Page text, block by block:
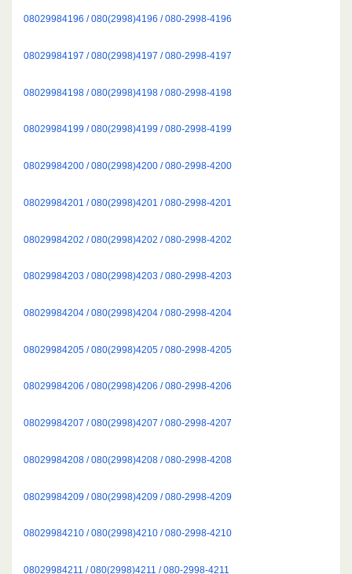
08029984196 / 080(2998)4196 / 080-2998-4196
08029984197 / 080(2998)4197 / 080-2998-4197
08029984198 / 080(2998)4198 / 080-2998-4198
08029984199 / 080(2998)4199 / 080-2998-4199
08029984200 / 080(2998)4200 / 080-2998-4200
08029984201 / 080(2998)4201 / 080-2998-4201
08029984202 / 080(2998)4202 / 080-2998-4202
08029984203 / 080(2998)4203 / 080-2998-4203
08029984204 / 080(2998)4204 / 080-2998-4204
08029984205 / 080(2998)4205 / 080-2998-4205
08029984206 / 080(2998)4206 / 080-2998-4206
08029984207 / 080(2998)4207 / 080-2998-4207
08029984208 / 080(2998)4208 / 080-2998-4208
08029984209 / 080(2998)4209 / 080-2998-4209
08029984210 / 080(2998)4210 / 080-2998-4210
08029984211 / 080(2998)4211 / 080-2998-4211